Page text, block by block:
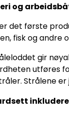
og
er det første
fisk og andre
gir
utføres
Strålene